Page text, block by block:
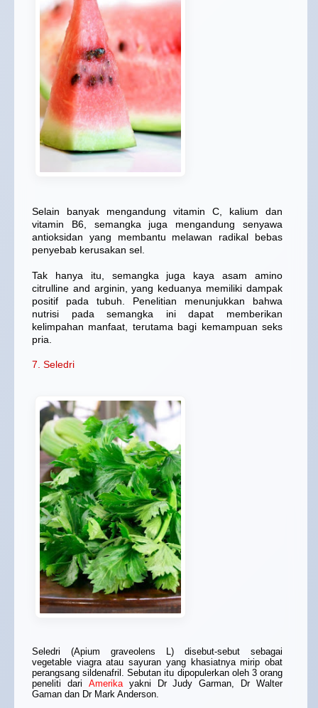
Selain banyak mengandung vitamin C, kalium dan
vitamin B6, semangka juga mengandung senyawa
antioksidan yang membantu melawan radikal bebas
penyebab kerusakan sel.
Tak hanya itu, semangka juga kaya asam amino
citrulline and arginin, yang keduanya memiliki dampak
positif pada tubuh. Penelitian menunjukkan bahwa
nutrisi pada semangka ini dapat memberikan
kelimpahan manfaat, terutama bagi kemampuan seks
pria.
7. Seledri
Seledri (Apium graveolens L) disebut-sebut sebagai
vegetable viagra atau sayuran yang khasiatnya mirip obat
perangsang sildenafril. Sebutan itu dipopulerkan oleh 3 orang
peneliti dari Amerika yakni Dr Judy Garman, Dr Walter
Gaman dan Dr Mark Anderson.